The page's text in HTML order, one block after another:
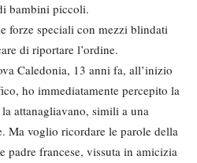
bambini piccoli.
forze speciali con mezzi blindati
di riportare l’ordine.
Caledonia, 13 anni fa, all’inizio
ho immediatamente percepito la
attanagliavano, simili a una
Ma voglio ricordare le parole della
padre francese, vissuta in amicizia